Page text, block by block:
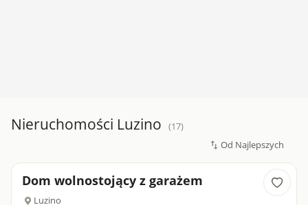
Nieruchomości Luzino (17)
Dom wolnostojący z garażem
Luzino